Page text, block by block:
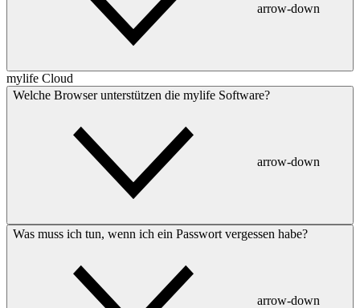
arrow-down
mylife Cloud
Welche Browser unterstützen die mylife Software?
arrow-down
Was muss ich tun, wenn ich ein Passwort vergessen habe?
arrow-down